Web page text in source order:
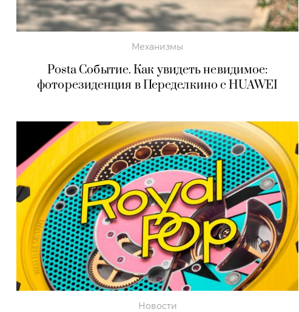
Механизмы
Posta Событие. Как увидеть невидимое:
фоторезиденция в Переделкино с HUAWEI
Новости